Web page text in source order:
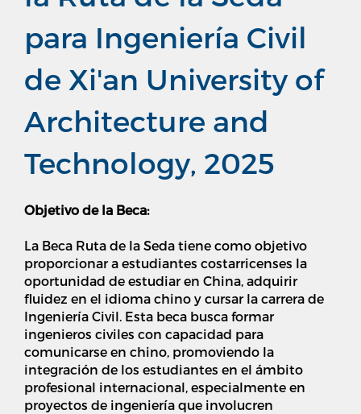
para Ingeniería Civil
de Xi'an University of
Architecture and
Technology, 2025
Objetivo de la Beca:
La Beca Ruta de la Seda tiene como objetivo
proporcionar a estudiantes costarricenses la
oportunidad de estudiar en China, adquirir
fluidez en el idioma chino y cursar la carrera de
Ingeniería Civil. Esta beca busca formar
ingenieros civiles con capacidad para
comunicarse en chino, promoviendo la
integración de los estudiantes en el ámbito
profesional internacional, especialmente en
proyectos de ingeniería que involucren